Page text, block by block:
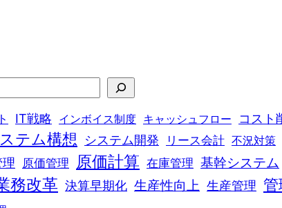
IT戦略 インボイス制度 キャッシュフロー コスト
テム構想 システム開発 リース会計 不況対策
原価管理 原価計算 在庫管理 基幹システム
務改革 決算早期化 生産性向上 生産管理 管